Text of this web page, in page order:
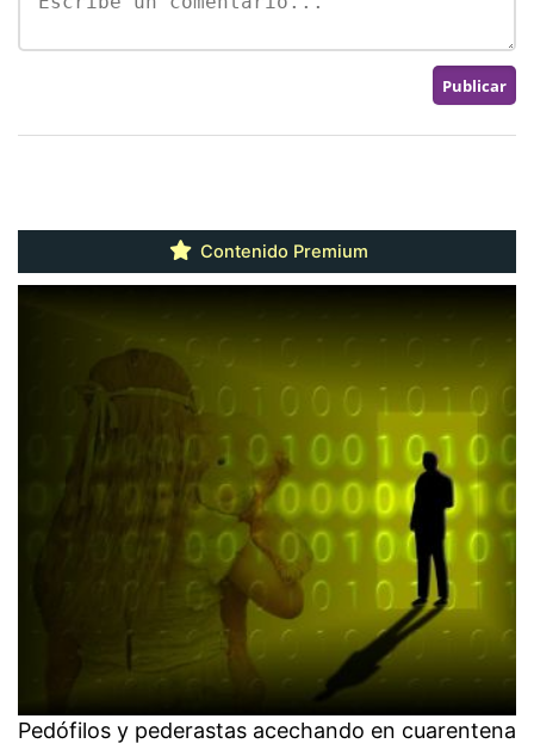
Contenido Premium
Pedófilos y pederastas acechando en cuarentena